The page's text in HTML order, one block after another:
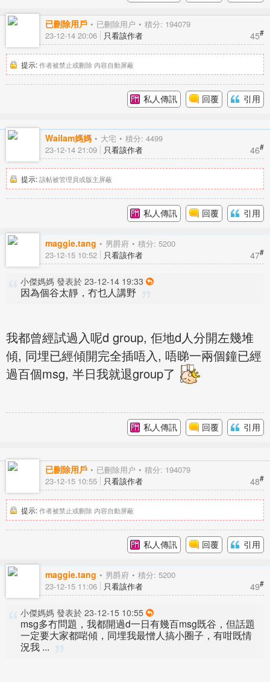
已刪除用戶 已刪除用户 積分: 194079
45#
23-12-14 20:06 只看該作者
提示: 作者被禁止或刪除 內容自動屏蔽
私人傳訊 回覆 引用
Wailam媽媽 大宅 積分: 4499
46#
23-12-14 21:09 只看該作者
提示: 該帖被管理員或版主屏蔽
私人傳訊 回覆 引用
maggie.tang 男爵府 積分: 5200
47#
23-12-15 10:52 只看該作者
小傑媽媽 發表於 23-12-14 19:33
因為個谷太靜，冇乜人講野
我都曾經試過入呢d group, 佢地d人分開左幾堆
傾, 同埋已經傾開完全插唔入, 唔睇一兩個鐘已經
過百個msg, 半日我就退group了
私人傳訊 回覆 引用
已刪除用戶 已刪除用户 積分: 194079
48#
23-12-15 10:55 只看該作者
提示: 作者被禁止或刪除 內容自動屏蔽
私人傳訊 回覆 引用
maggie.tang 男爵府 積分: 5200
49#
23-12-15 11:06 只看該作者
小傑媽媽 發表於 23-12-15 10:55
msg多冇問題，我都開過d一日有幾百msg既谷，但話題
一定要大家都啱傾，同埋我最憎人搞小圈子，有咁既情
況我 ...